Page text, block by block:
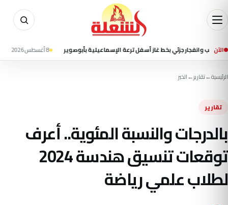
الآنجزئي بخط غاز أسفل ترعة الإسماعيلية بأبوصوير 8 أغسطس 2026 - 1:40 م إعلام
الرئيسية←تقارير←الخبر
تقارير
بالدرجات والنسبة المئوية.. أعرف
توقعات تنسيق هندسة 2024
لطلاب علمي رياضة